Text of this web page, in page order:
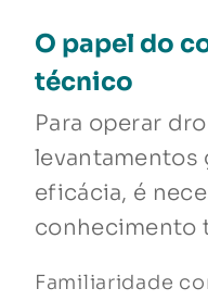
O papel do
técnico
Para operar
levantamentos
eficácia, é
conhecimento
Familiaridade